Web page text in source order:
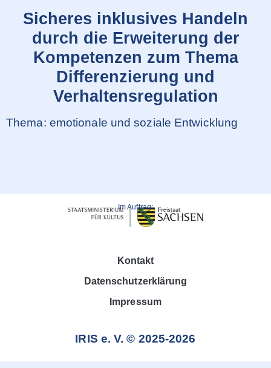
Sicheres inklusives Handeln
durch die Erweiterung der
Kompetenzen zum Thema
Differenzierung und
Verhaltensregulation
Thema: emotionale und soziale Entwicklung
Im Auftrag:
Kontakt
Datenschutzerklärung
Impressum
IRIS e. V. © 2025-2026